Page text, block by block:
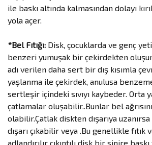
ile baskı altında kalmasından dolayı
yola açer.
*Bel Fıtığı: Disk, çocuklarda ve genç
benzeri yumuşak bir çekirdekten
adı verilen daha sert bir dış kısımla
yaşlanma ile çekirdek, anulusa
sertleşir içindeki sıvıyı kaybeder. Orta
çatlamalar oluşabilir..Bunlar bel
olabilir.Çatlak diskten dışarıya
dışarı çıkabilir veya .Bu genellikle fıtık
adlandırılır çıkıntılı disk bir sinire